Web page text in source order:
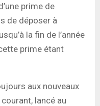
prime de
de déposer à
la fin de l’année
prime étant
aux nouveaux
lancé au